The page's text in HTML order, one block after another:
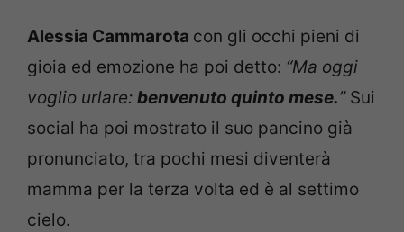
Alessia Cammarota con gli occhi pieni di
gioia ed emozione ha poi detto: “Ma oggi
voglio urlare: benvenuto quinto mese.” Sui
social ha poi mostrato il suo pancino già
pronunciato, tra pochi mesi diventerà
mamma per la terza volta ed è al settimo
cielo.